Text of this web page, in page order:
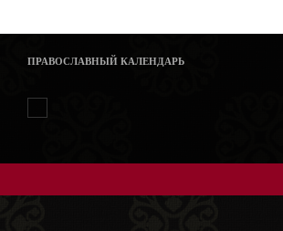
ПРАВОСЛАВНЫЙ КАЛЕНДАРЬ